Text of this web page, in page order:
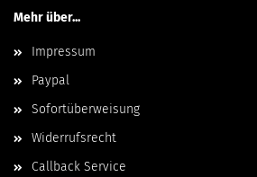
Mehr über...
Impressum
Paypal
Sofortüberweisung
Widerrufsrecht
Callback Service